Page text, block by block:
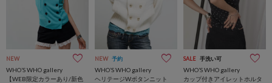
NEW
WHO’S WHO gallery
【WEB限定カラーあり/新色
NEW 予約
WHO’S WHO gallery
ヘリテージWボタンニット
SALE 手洗い可
WHO’S WHO gallery
カップ付きアイレットホルタ